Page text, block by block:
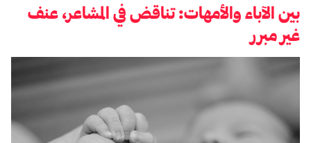
بين الآباء والأمهات: تناقض في المشاعر، عنف
غير مبرر